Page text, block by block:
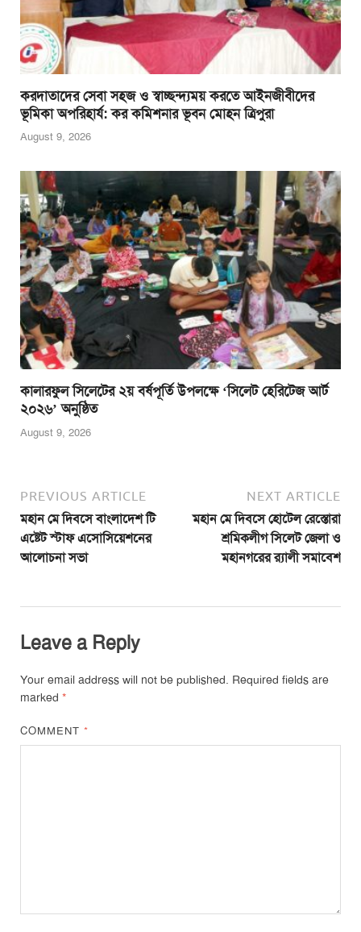
করদাতাদের সেবা সহজ ও স্বাচ্ছন্দ্যময় করতে আইনজীবীদের
ভূমিকা অপরিহার্য: কর কমিশনার ভূবন মোহন ত্রিপুরা
August 9, 2026
কালারফুল সিলেটের ২য় বর্ষপূর্তি উপলক্ষে ‘সিলেট হেরিটেজ আর্ট
২০২৬’ অনুষ্ঠিত
August 9, 2026
PREVIOUS ARTICLE
মহান মে দিবসে বাংলাদেশ টি
এষ্টেট স্টাফ এসোসিয়েশনের
আলোচনা সভা
NEXT ARTICLE
মহান মে দিবসে হোটেল রেস্তোরা
শ্রমিকলীগ সিলেট জেলা ও
মহানগরের র‌্যালী সমাবেশ
Leave a Reply
Your email address will not be published. Required fields are
marked *
COMMENT*